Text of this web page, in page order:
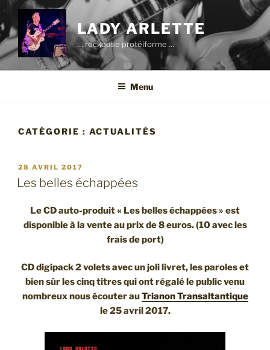
Aller
au
contenu
principal
LADY ARLETTE
… rockeuse protéiforme …
Menu
CATÉGORIE : ACTUALITÉS
PUBLIÉ
LE
28 AVRIL 2017
Les belles échappées
Le CD auto-produit « Les belles échappées » est
disponible à la vente au prix de 8 euros. (10 avec les
frais de port)
CD digipack 2 volets avec un joli livret, les paroles et
bien sûr les cinq titres qui ont régalé le public venu
nombreux nous écouter auTrianon Transaltantique
le 25 avril 2017.